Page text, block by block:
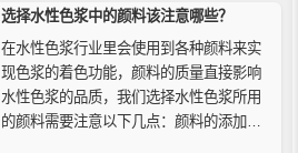
选择水性色浆中的颜料该注意哪些？
在水性色浆行业里会使用到各种颜料来实
现色浆的着色功能，颜料的质量直接影响
水性色浆的品质，我们选择水性色浆所用
的颜料需要注意以下几点：颜料的添加量